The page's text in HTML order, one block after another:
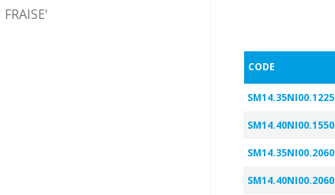
CODE
SM14.35NI00.1225
SM14.40NI00.1550
SM14.35NI00.2060
SM14.40NI00.2060